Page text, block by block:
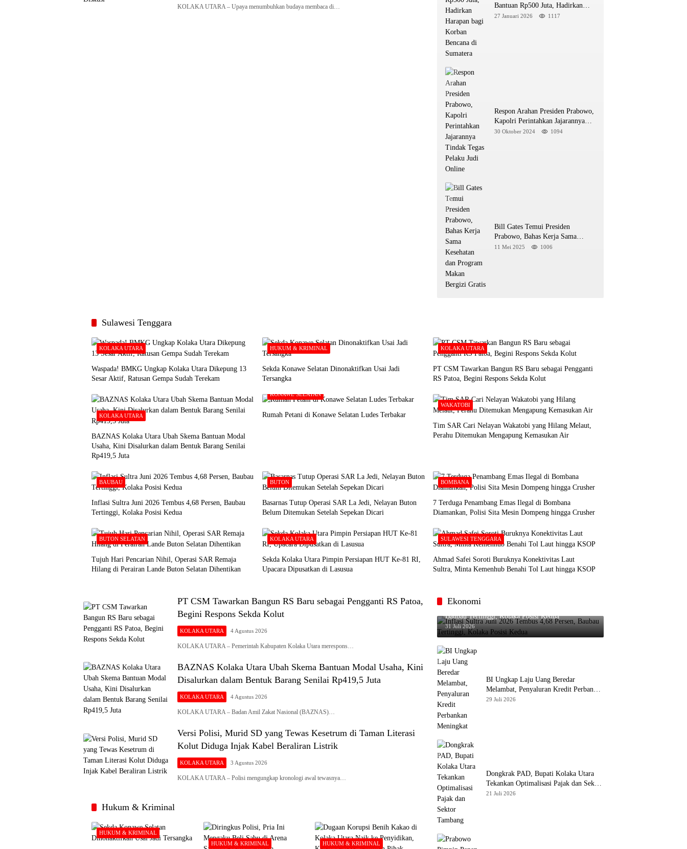
KOLAKA UTARA – Upaya menumbuhkan budaya membaca di…
Bantuan Rp500 Juta, Hadirkan
Harapan bagi Korban Bencana di
27 Januari 2026 1117
Respon Arahan Presiden Prabowo,
Kapolri Perintahkan Jajarannya
Tindak Tegas Pelaku Judi Online
30 Oktober 2024 1094
Bill Gates Temui Presiden
Prabowo, Bahas Kerja Sama
Kesehatan dan Program Makan
11 Mei 2025 1006
Sulawesi Tenggara
KOLAKA UTARA
Waspada! BMKG Ungkap Kolaka Utara Dikepung 13
Sesar Aktif, Ratusan Gempa Sudah Terekam
HUKUM & KRIMINAL
Sekda Konawe Selatan Dinonaktifkan Usai Jadi
Tersangka
KOLAKA UTARA
PT CSM Tawarkan Bangun RS Baru sebagai Pengganti
RS Patoa, Begini Respons Sekda Kolut
KOLAKA UTARA
BAZNAS Kolaka Utara Ubah Skema Bantuan Modal
Usaha, Kini Disalurkan dalam Bentuk Barang Senilai
Rp419,5 Juta
KONAWE SELATAN
Rumah Petani di Konawe Selatan Ludes Terbakar
WAKATOBI
Tim SAR Cari Nelayan Wakatobi yang Hilang Melaut,
Perahu Ditemukan Mengapung Kemasukan Air
BAUBAU
Inflasi Sultra Juni 2026 Tembus 4,68 Persen, Baubau
Tertinggi, Kolaka Posisi Kedua
BUTON
Basarnas Tutup Operasi SAR La Jedi, Nelayan Buton
Belum Ditemukan Setelah Sepekan Dicari
BOMBANA
7 Terduga Penambang Emas Ilegal di Bombana
Diamankan, Polisi Sita Mesin Dompeng hingga Crusher
BUTON SELATAN
Tujuh Hari Pencarian Nihil, Operasi SAR Remaja
Hilang di Perairan Lande Buton Selatan Dihentikan
KOLAKA UTARA
Sekda Kolaka Utara Pimpin Persiapan HUT Ke-81 RI,
Upacara Dipusatkan di Lasusua
SULAWESI TENGGARA
Ahmad Safei Soroti Buruknya Konektivitas Laut
Sultra, Minta Kemenhub Benahi Tol Laut hingga KSOP
PT CSM Tawarkan Bangun RS Baru sebagai Pengganti RS Patoa,
Begini Respons Sekda Kolut
KOLAKA UTARA 4 Agustus 2026
KOLAKA UTARA – Pemerintah Kabupaten Kolaka Utara merespons…
BAZNAS Kolaka Utara Ubah Skema Bantuan Modal Usaha, Kini
Disalurkan dalam Bentuk Barang Senilai Rp419,5 Juta
KOLAKA UTARA 4 Agustus 2026
KOLAKA UTARA – Badan Amil Zakat Nasional (BAZNAS)…
Versi Polisi, Murid SD yang Tewas Kesetrum di Taman Literasi
Kolut Diduga Injak Kabel Beraliran Listrik
KOLAKA UTARA 3 Agustus 2026
KOLAKA UTARA – Polisi mengungkap kronologi awal tewasnya…
Hukum & Kriminal
HUKUM & KRIMINAL
HUKUM & KRIMINAL HUKUM & KRIMINAL
Ekonomi
Inflasi Sultra Juni 2026 Tembus 4,68 Persen,
Baubau Tertinggi, Kolaka Posisi Kedua
31 Juli 2026
BI Ungkap Laju Uang Beredar
Melambat, Penyaluran Kredit Perbankan
Meningkat
29 Juli 2026
Dongkrak PAD, Bupati Kolaka Utara
Tekankan Optimalisasi Pajak dan Sektor
Tambang
21 Juli 2026